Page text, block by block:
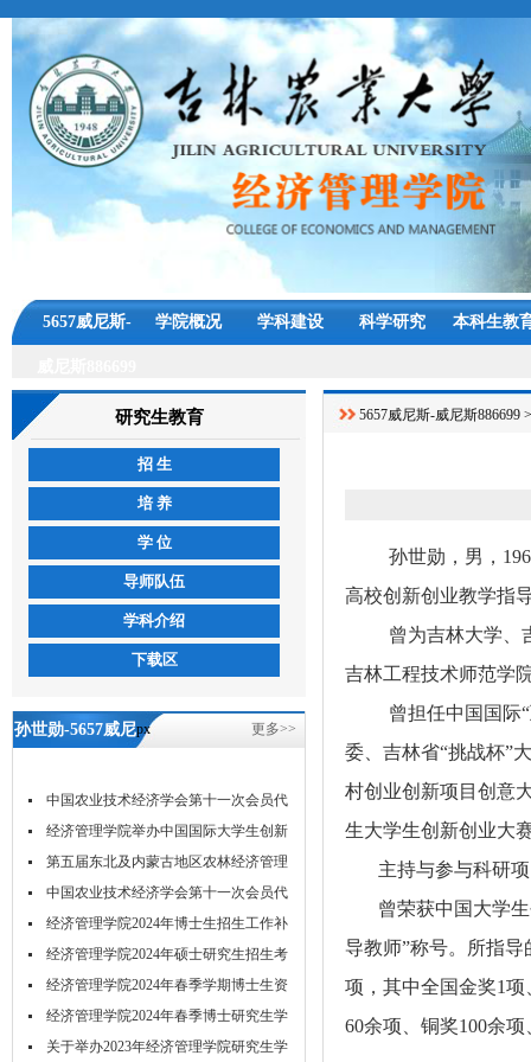
5657威尼斯- 学院概况 学科建设 科学研究 本科生教
研究生教育
招 生
培 养
学 位
导师队伍
学科介绍
下载区
px
孙世勋-5657威尼 更多>>
中国农业技术经济学会第十一次会员代
表...
经济管理学院举办中国国际大学生创新
大...
第五届东北及内蒙古地区农林经济管理
学...
中国农业技术经济学会第十一次会员代
表...
经济管理学院2024年博士生招生工作补
充...
经济管理学院2024年硕士研究生招生考
试...
经济管理学院2024年春季学期博士生资
格...
经济管理学院2024年春季博士研究生学
位...
关于举办2023年经济管理学院研究生学
5657威尼斯-威尼斯886699
孙世勋，男， 1
高校创新创业教学指
曾为吉林大学、
吉林工程技术师范学
曾担任中国国际
委、吉林省“挑战杯”
村创业创新项目创意
生大学生创新创业大
主持与参与科研
曾荣获中国大学
导教师”称号。所指
项，其中全国金奖1
60余项、铜奖100余